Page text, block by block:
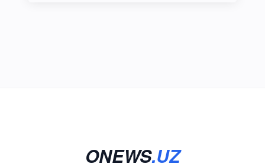
ONEWS.UZ